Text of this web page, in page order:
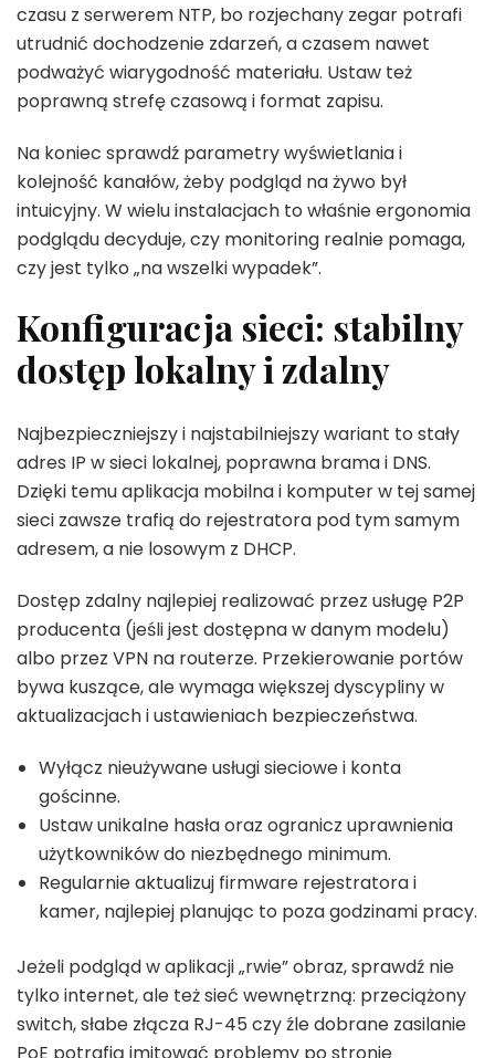
czasu z serwerem NTP, bo rozjechany zegar potrafi
utrudnić dochodzenie zdarzeń, a czasem nawet
podważyć wiarygodność materiału. Ustaw też
poprawną strefę czasową i format zapisu.
Na koniec sprawdź parametry wyświetlania i
kolejność kanałów, żeby podgląd na żywo był
intuicyjny. W wielu instalacjach to właśnie ergonomia
podglądu decyduje, czy monitoring realnie pomaga,
czy jest tylko „na wszelki wypadek”.
Konfiguracja sieci: stabilny
dostęp lokalny i zdalny
Najbezpieczniejszy i najstabilniejszy wariant to stały
adres IP w sieci lokalnej, poprawna brama i DNS.
Dzięki temu aplikacja mobilna i komputer w tej samej
sieci zawsze trafią do rejestratora pod tym samym
adresem, a nie losowym z DHCP.
Dostęp zdalny najlepiej realizować przez usługę P2P
producenta (jeśli jest dostępna w danym modelu)
albo przez VPN na routerze. Przekierowanie portów
bywa kuszące, ale wymaga większej dyscypliny w
aktualizacjach i ustawieniach bezpieczeństwa.
Wyłącz nieużywane usługi sieciowe i konta
gościnne.
Ustaw unikalne hasła oraz ogranicz uprawnienia
użytkowników do niezbędnego minimum.
Regularnie aktualizuj firmware rejestratora i
kamer, najlepiej planując to poza godzinami pracy.
Jeżeli podgląd w aplikacji „rwie” obraz, sprawdź nie
tylko internet, ale też sieć wewnętrzną: przeciążony
switch, słabe złącza RJ-45 czy źle dobrane zasilanie
PoE potrafią imitować problemy po stronie